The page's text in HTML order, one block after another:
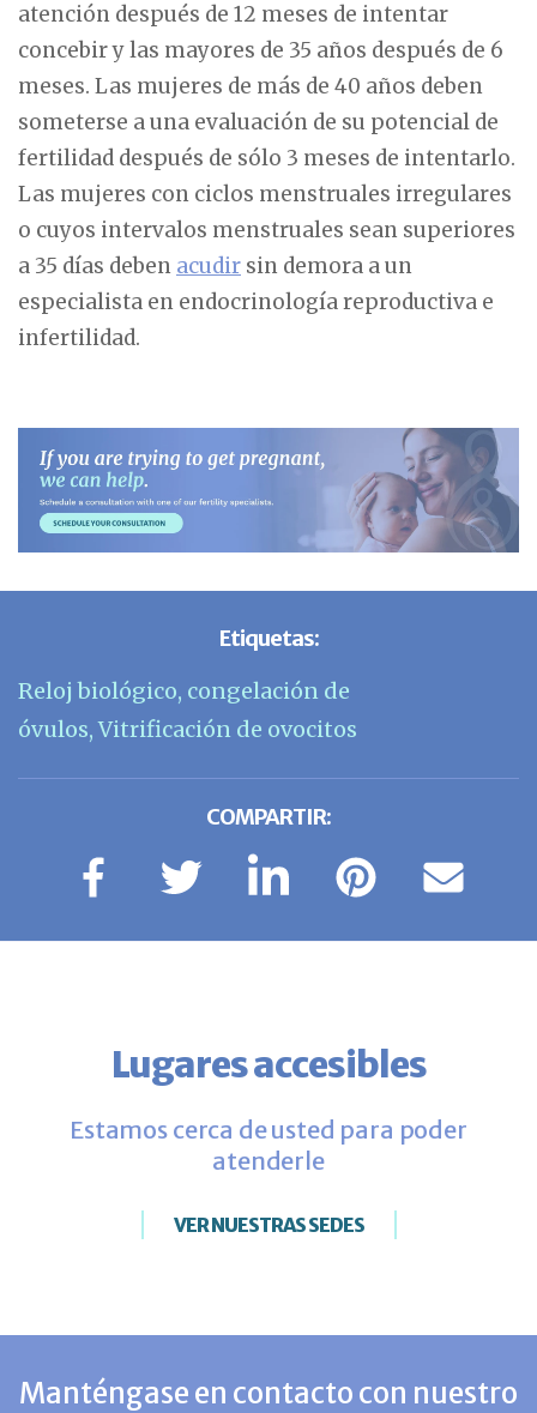
atención después de 12 meses de intentar
concebir y las mayores de 35 años después de 6
meses. Las mujeres de más de 40 años deben
someterse a una evaluación de su potencial de
fertilidad después de sólo 3 meses de intentarlo.
Las mujeres con ciclos menstruales irregulares
o cuyos intervalos menstruales sean superiores
a 35 días deben acudir sin demora a un
especialista en endocrinología reproductiva e
infertilidad.
Etiquetas:
Reloj biológico, congelación de
óvulos,Vitrificación de ovocitos
COMPARTIR:
Lugares accesibles
Estamos cerca de usted para poder
atenderle
VER NUESTRAS SEDES
Manténgase en contacto con nuestro